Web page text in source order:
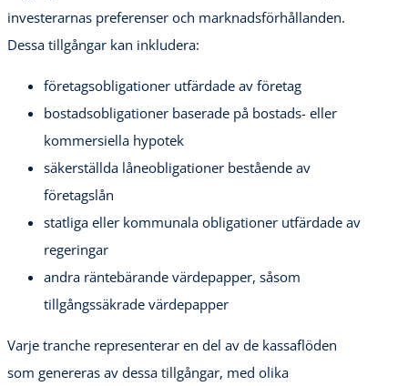
investerarnas preferenser och marknadsförhållanden.
Dessa tillgångar kan inkludera:
företagsobligationer utfärdade av företag
bostadsobligationer baserade på bostads- eller
kommersiella hypotek
säkerställda låneobligationer bestående av
företagslån
statliga eller kommunala obligationer utfärdade av
regeringar
andra räntebärande värdepapper, såsom
tillgångssäkrade värdepapper
Varje tranche representerar en del av de kassaflöden
som genereras av dessa tillgångar, med olika